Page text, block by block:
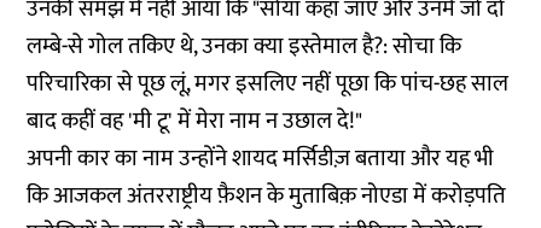
उनकी समझ में नहीं आया कि "सोया कहां जाए और उनमें जो दो
लम्बे-से गोल तकिए थे, उनका क्या इस्तेमाल है?: सोचा कि
परिचारिका से पूछ लूं, मगर इसलिए नहीं पूछा कि पांच-छह साल
बाद कहीं वह 'मी टू' में मेरा नाम न उछाल दे!"
अपनी कार का नाम उन्होंने शायद मर्सिडीज़ बताया और यह भी
कि आजकल अंतरराष्ट्रीय फ़ैशन के मुताबिक़ नोएडा में करोड़पति